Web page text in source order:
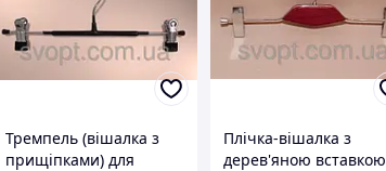
Тремпель (вішалка з
прищіпками) для
Плічка-вішалка з
дерев'яною вставкою